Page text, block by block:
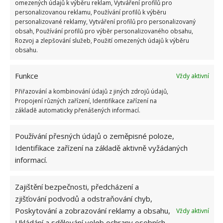
omezených údajů k výběru reklam, Vytváření profilů pro
personalizovanou reklamu, Používání profilů k výběru
personalizované reklamy, Vytváření profilů pro personalizovaný
obsah, Používání profilů pro výběr personalizovaného obsahu,
Rozvoj a zlepšování služeb, Použití omezených údajů k výběru
obsahu.
Funkce
Vždy aktivní
Přiřazování a kombinování údajů z jiných zdrojů údajů,
Propojení různých zařízení, Identifikace zařízení na
základě automaticky přenášených informací.
Používání přesných údajů o zeměpisné poloze,
Identifikace zařízení na základě aktivně vyžádaných
informací.
Zajištění bezpečnosti, předcházení a
zjišťování podvodů a odstraňování chyb,
Poskytování a zobrazování reklamy a obsahu,
Vždy aktivní
jak správně jablka skladovat, najdete i na
BydlímeÚtulně.